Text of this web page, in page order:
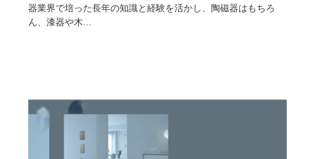
器業界で培った長年の知識と経験を活かし、陶磁器はもちろ
ん、漆器や木...